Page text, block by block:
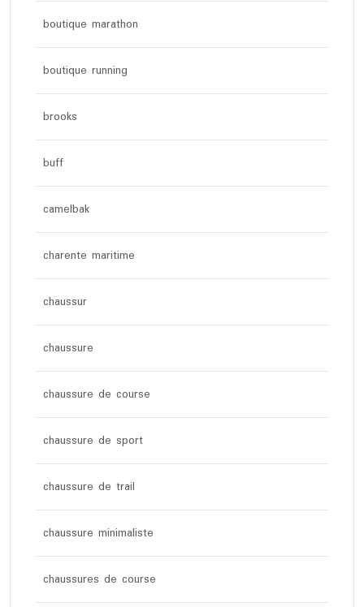
boutique marathon
boutique running
brooks
buff
camelbak
charente maritime
chaussur
chaussure
chaussure de course
chaussure de sport
chaussure de trail
chaussure minimaliste
chaussures de course